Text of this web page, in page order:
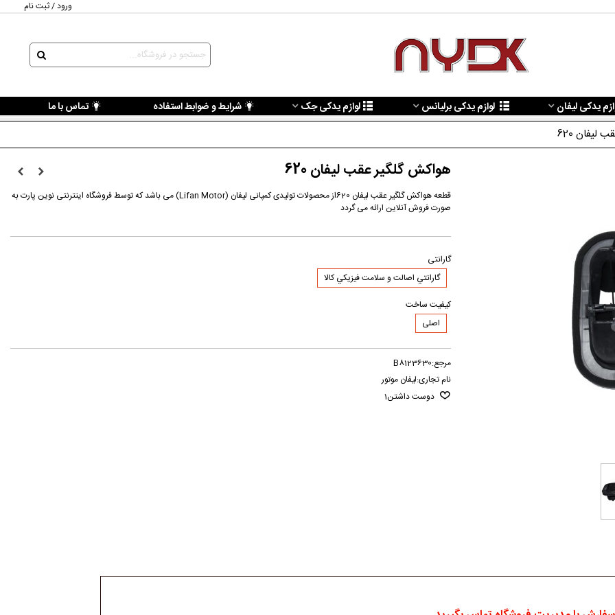
ورود / ثبت نام
یدکی لیفان لوازم یدکی برلیانس لوازم یدکی جک شرایط و ضوابط استفاده تماس با ما
620
هواکش گلگیر عقب لیفان 620
قطعه هواکش گلگیر عقب لیفان 620از محصولات تولیدی کمپانی لیفان (Lifan Motor) می باشد که توسط فروشگاه اینترنتی نوین پارت به
صورت فروش آنلاین ارائه می گردد
گارانتی
گارانتي اصالت و سلامت فيزيکي کالا
کیفیت ساخت
اصلی
مرجع:B8123630
نام تجاری:لیفان موتور
دوست داشتن1